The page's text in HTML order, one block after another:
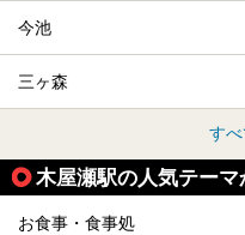
今池
三ヶ森
す
木屋瀬駅の人気テーマ
お食事・食事処